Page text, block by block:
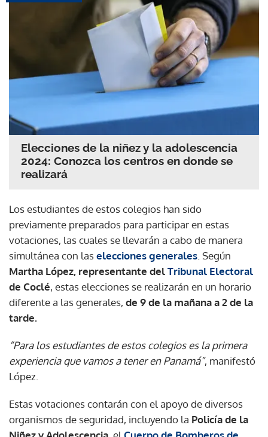
Elecciones de la niñez y la adolescencia
2024: Conozca los centros en donde se
realizará
Los estudiantes de estos colegios han sido
previamente preparados para participar en estas
votaciones, las cuales se llevarán a cabo de manera
simultánea con laselecciones generales . Según
Martha López, representante delTribunal Electoral
de Coclé, estas elecciones se realizarán en un horario
diferente a las generales, de 9 de la mañana a 2 de la
tarde.
“Para los estudiantes de estos colegios es la primera
experiencia que vamos a tener en Panamá”, manifestó
López.
Estas votaciones contarán con el apoyo de diversos
organismos de seguridad, incluyendo la Policía de la